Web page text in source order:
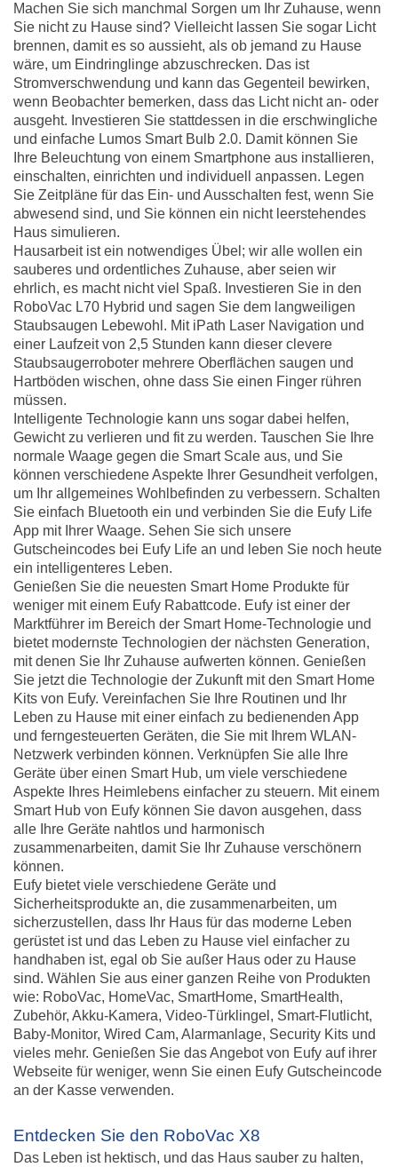
Machen Sie sich manchmal Sorgen um Ihr Zuhause, wenn
Sie nicht zu Hause sind? Vielleicht lassen Sie sogar Licht
brennen, damit es so aussieht, als ob jemand zu Hause
wäre, um Eindringlinge abzuschrecken. Das ist
Stromverschwendung und kann das Gegenteil bewirken,
wenn Beobachter bemerken, dass das Licht nicht an- oder
ausgeht. Investieren Sie stattdessen in die erschwingliche
und einfache Lumos Smart Bulb 2.0. Damit können Sie
Ihre Beleuchtung von einem Smartphone aus installieren,
einschalten, einrichten und individuell anpassen. Legen
Sie Zeitpläne für das Ein- und Ausschalten fest, wenn Sie
abwesend sind, und Sie können ein nicht leerstehendes
Haus simulieren.
Hausarbeit ist ein notwendiges Übel; wir alle wollen ein
sauberes und ordentliches Zuhause, aber seien wir
ehrlich, es macht nicht viel Spaß. Investieren Sie in den
RoboVac L70 Hybrid und sagen Sie dem langweiligen
Staubsaugen Lebewohl. Mit iPath Laser Navigation und
einer Laufzeit von 2,5 Stunden kann dieser clevere
Staubsaugerroboter mehrere Oberflächen saugen und
Hartböden wischen, ohne dass Sie einen Finger rühren
müssen.
Intelligente Technologie kann uns sogar dabei helfen,
Gewicht zu verlieren und fit zu werden. Tauschen Sie Ihre
normale Waage gegen die Smart Scale aus, und Sie
können verschiedene Aspekte Ihrer Gesundheit verfolgen,
um Ihr allgemeines Wohlbefinden zu verbessern. Schalten
Sie einfach Bluetooth ein und verbinden Sie die Eufy Life
App mit Ihrer Waage. Sehen Sie sich unsere
Gutscheincodes bei Eufy Life an und leben Sie noch heute
ein intelligenteres Leben.
Genießen Sie die neuesten Smart Home Produkte für
weniger mit einem Eufy Rabattcode. Eufy ist einer der
Marktführer im Bereich der Smart Home-Technologie und
bietet modernste Technologien der nächsten Generation,
mit denen Sie Ihr Zuhause aufwerten können. Genießen
Sie jetzt die Technologie der Zukunft mit den Smart Home
Kits von Eufy. Vereinfachen Sie Ihre Routinen und Ihr
Leben zu Hause mit einer einfach zu bedienenden App
und ferngesteuerten Geräten, die Sie mit Ihrem WLAN-
Netzwerk verbinden können. Verknüpfen Sie alle Ihre
Geräte über einen Smart Hub, um viele verschiedene
Aspekte Ihres Heimlebens einfacher zu steuern. Mit einem
Smart Hub von Eufy können Sie davon ausgehen, dass
alle Ihre Geräte nahtlos und harmonisch
zusammenarbeiten, damit Sie Ihr Zuhause verschönern
können.
Eufy bietet viele verschiedene Geräte und
Sicherheitsprodukte an, die zusammenarbeiten, um
sicherzustellen, dass Ihr Haus für das moderne Leben
gerüstet ist und das Leben zu Hause viel einfacher zu
handhaben ist, egal ob Sie außer Haus oder zu Hause
sind. Wählen Sie aus einer ganzen Reihe von Produkten
wie: RoboVac, HomeVac, SmartHome, SmartHealth,
Zubehör, Akku-Kamera, Video-Türklingel, Smart-Flutlicht,
Baby-Monitor, Wired Cam, Alarmanlage, Security Kits und
vieles mehr. Genießen Sie das Angebot von Eufy auf ihrer
Webseite für weniger, wenn Sie einen Eufy Gutscheincode
an der Kasse verwenden.
Entdecken Sie den RoboVac X8
Das Leben ist hektisch, und das Haus sauber zu halten,